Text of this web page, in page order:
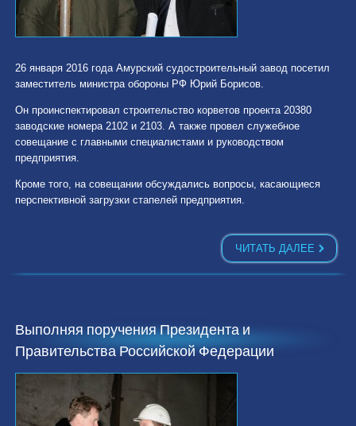
26 января 2016 года Амурский судостроительный завод посетил
заместитель министра обороны РФ Юрий Борисов.
Он проинспектировал строительство корветов проекта 20380
заводские номера 2102 и 2103. А также провел служебное
совещание с главными специалистами и руководством
предприятия.
Кроме того, на совещании обсуждались вопросы, касающиеся
перспективной загрузки стапелей предприятия.
ЧИТАТЬ ДАЛЕЕ
Выполняя поручения Президента и
Правительства Российской Федерации